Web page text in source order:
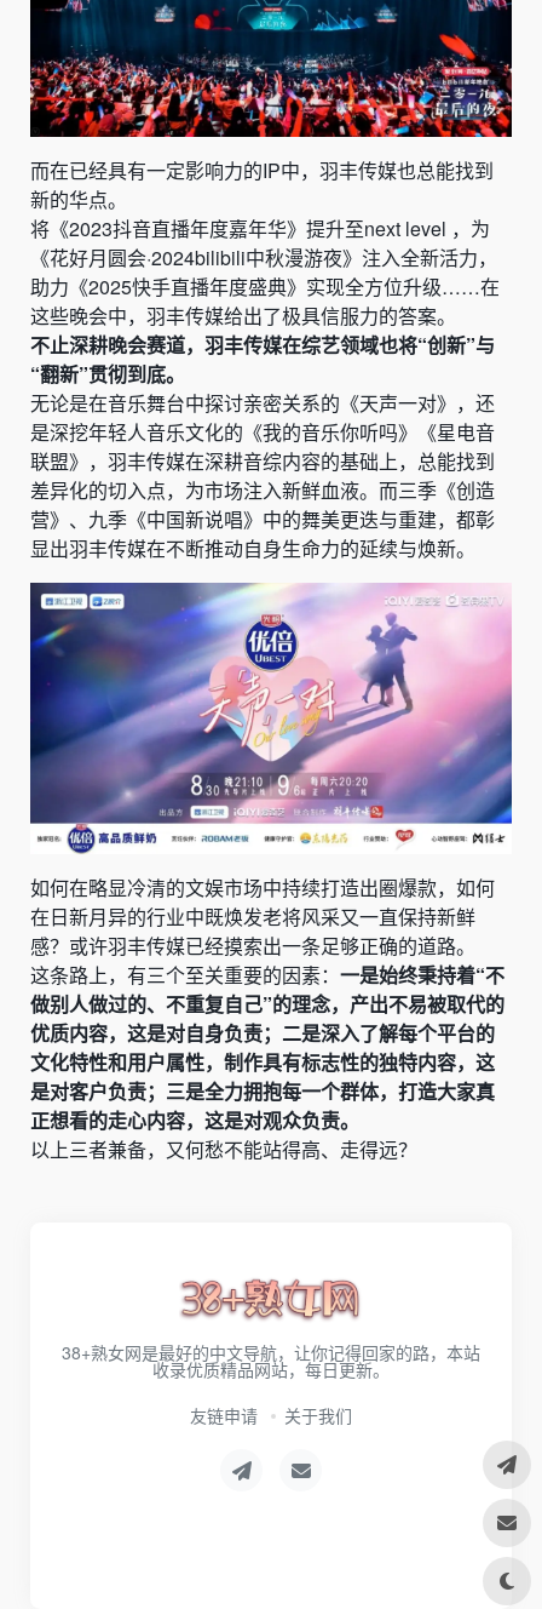
而在已经具有一定影响力的IP中，羽丰传媒也总能找到
新的华点。
将《2023抖音直播年度嘉年华》提升至next level ，为
《花好月圆会·2024bilibili中秋漫游夜》注入全新活力，
助力《2025快手直播年度盛典》实现全方位升级……在
这些晚会中，羽丰传媒给出了极具信服力的答案。
不止深耕晚会赛道，羽丰传媒在综艺领域也将“创新”与
“翻新”贯彻到底。
无论是在音乐舞台中探讨亲密关系的《天声一对》，还
是深挖年轻人音乐文化的《我的音乐你听吗》《星电音
联盟》，羽丰传媒在深耕音综内容的基础上，总能找到
差异化的切入点，为市场注入新鲜血液。而三季《创造
营》、九季《中国新说唱》中的舞美更迭与重建，都彰
显出羽丰传媒在不断推动自身生命力的延续与焕新。
如何在略显冷清的文娱市场中持续打造出圈爆款，如何
在日新月异的行业中既焕发老将风采又一直保持新鲜
感？或许羽丰传媒已经摸索出一条足够正确的道路。
这条路上，有三个至关重要的因素： 一是始终秉持着“不
做别人做过的、不重复自己”的理念，产出不易被取代的
优质内容，这是对自身负责；二是深入了解每个平台的
文化特性和用户属性，制作具有标志性的独特内容，这
是对客户负责；三是全力拥抱每一个群体，打造大家真
正想看的走心内容，这是对观众负责。
以上三者兼备，又何愁不能站得高、走得远？
38+熟女网是最好的中文导航，让你记得回家的路，本站
收录优质精品网站，每日更新。
友链申请
关于我们